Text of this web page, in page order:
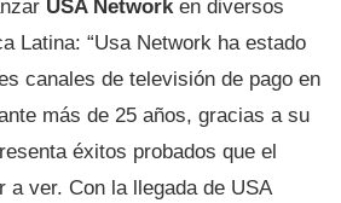
USA Networken diversos
Latina: “Usa Network ha estado
canales de televisión de pago en
más de 25 años, gracias a su
éxitos probados que el
a ver. Con la llegada de USA